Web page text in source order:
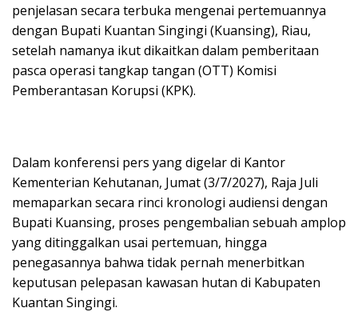
penjelasan secara terbuka mengenai pertemuannya
dengan Bupati Kuantan Singingi (Kuansing), Riau,
setelah namanya ikut dikaitkan dalam pemberitaan
pasca operasi tangkap tangan (OTT) Komisi
Pemberantasan Korupsi (KPK).
Dalam konferensi pers yang digelar di Kantor
Kementerian Kehutanan, Jumat (3/7/2027), Raja Juli
memaparkan secara rinci kronologi audiensi dengan
Bupati Kuansing, proses pengembalian sebuah amplop
yang ditinggalkan usai pertemuan, hingga
penegasannya bahwa tidak pernah menerbitkan
keputusan pelepasan kawasan hutan di Kabupaten
Kuantan Singingi.